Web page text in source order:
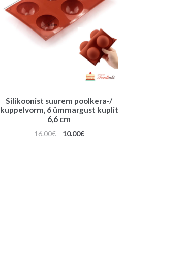
Silikoonist suurem poolkera-/
kuppelvorm, 6 ümmargust kuplit
6,6 cm
16.00€
Algne
10.00€Praegune